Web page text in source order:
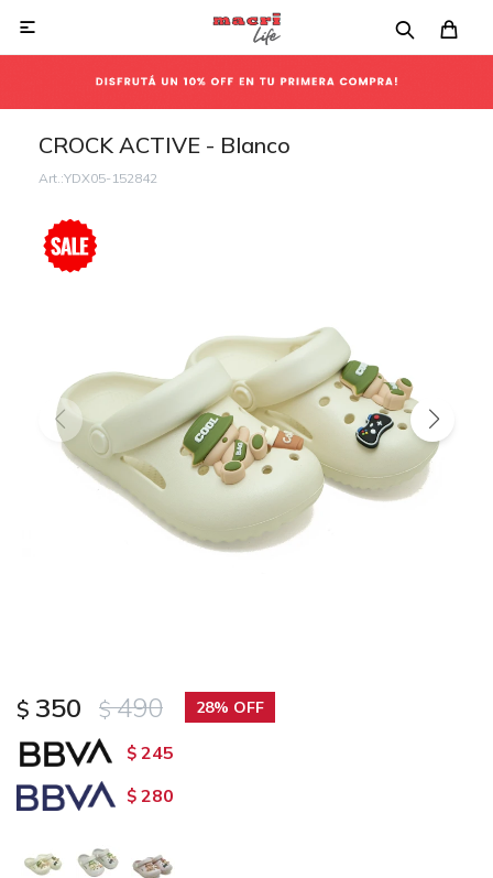

CROCK ACTIVE - Blanco
YDX05-152842
$ 350 $ 490 28
$ 245
$ 280